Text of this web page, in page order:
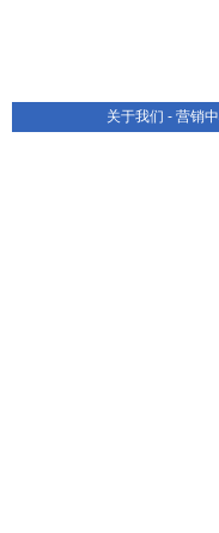
关于我们 - 营销